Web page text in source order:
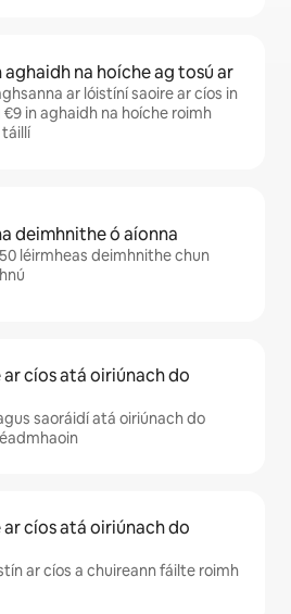
aghaidh na hoíche ag tosú ar
ar lóistíní saoire ar cíos in
in aghaidh na hoíche roimh
deimhnithe ó aíonna
léirmheas deimhnithe chun
cíos atá oiriúnach do
saoráidí atá oiriúnach do
cíos atá oiriúnach do
ar cíos a chuireann fáilte roimh